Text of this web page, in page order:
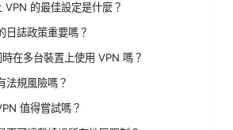
VPN 的最佳設定是什麼？
日誌政策重要嗎？
在多台裝置上使用 VPN 嗎？
法規風險嗎？
值得嘗試嗎？